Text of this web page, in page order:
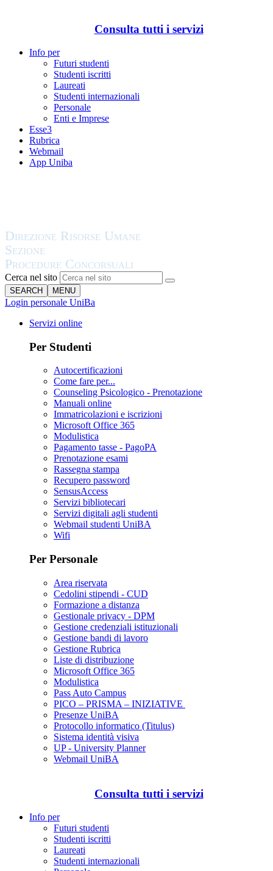
Consulta tutti i servizi
Info per
Futuri studenti
Studenti iscritti
Laureati
Studenti internazionali
Personale
Enti e Imprese
Esse3
Rubrica
Webmail
App Uniba
Cerca nel sito
SEARCH MENU
Login personale UniBa
Servizi online
Per Studenti
Autocertificazioni
Come fare per...
Counseling Psicologico - Prenotazione
Manuali online
Immatricolazioni e iscrizioni
Microsoft Office 365
Modulistica
Pagamento tasse - PagoPA
Prenotazione esami
Rassegna stampa
Recupero password
SensusAccess
Servizi bibliotecari
Servizi digitali agli studenti
Webmail studenti UniBA
Wifi
Per Personale
Area riservata
Cedolini stipendi - CUD
Formazione a distanza
Gestionale privacy - DPM
Gestione credenziali istituzionali
Gestione bandi di lavoro
Gestione Rubrica
Liste di distribuzione
Microsoft Office 365
Modulistica
Pass Auto Campus
PICO – PRISMA – INIZIATIVE
Presenze UniBA
Protocollo informatico (Titulus)
Sistema identità visiva
UP - University Planner
Webmail UniBA
Consulta tutti i servizi
Info per
Futuri studenti
Studenti iscritti
Laureati
Studenti internazionali